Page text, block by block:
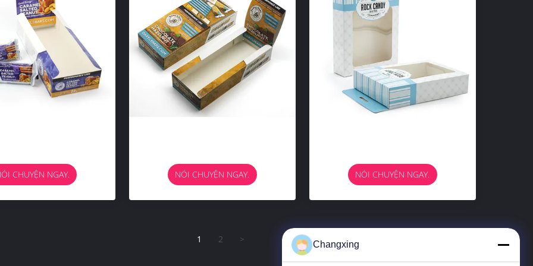
CHUYỆN NGAY. NÓI CHUYỆN NGAY. NÓI CHUYỆN NGAY.
1 2 > Changxing